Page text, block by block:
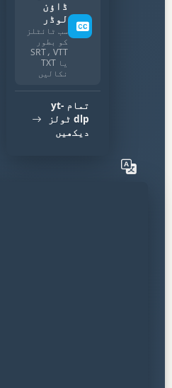
ڈاؤن
لوڈر
سب ٹائٹلز
کو بطور
SRT، VTT
یا TXT
نکالیں
تمام yt-
dlp ٹولز
دیکھیں